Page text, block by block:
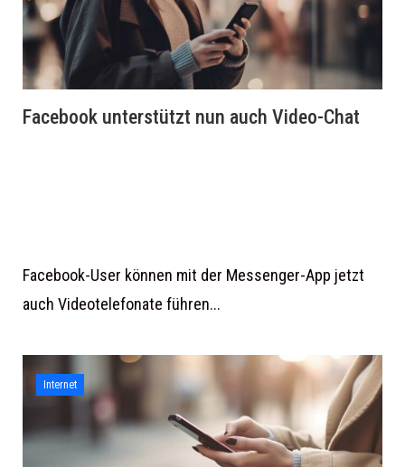
Facebook unterstützt nun auch Video-Chat
Facebook-User können mit der Messenger-App jetzt
auch Videotelefonate führen...
Internet